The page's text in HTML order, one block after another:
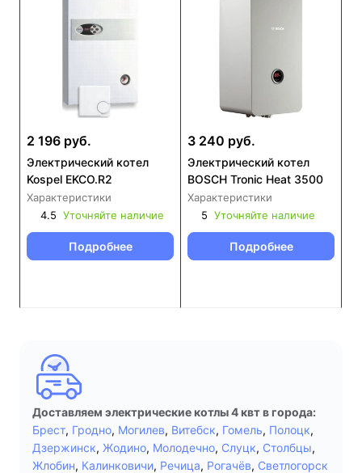
2 196 руб.
Электрический котел
Kospel EKCO.R2
Характеристики
4.5 Уточняйте наличие
Подробнее
3 240 руб.
Электрический котел
BOSCH Tronic Heat 3500
Характеристики
5 Уточняйте наличие
Подробнее
Доставляем электрические котлы 4 квт в города:
Брест, Гродно, Могилев, Витебск, Гомель, Полоцк,
Дзержинск, Жодино, Молодечно, Слуцк, Столбцы,
Жлобин, Калинковичи, Речица, Рогачёв, Светлогорск